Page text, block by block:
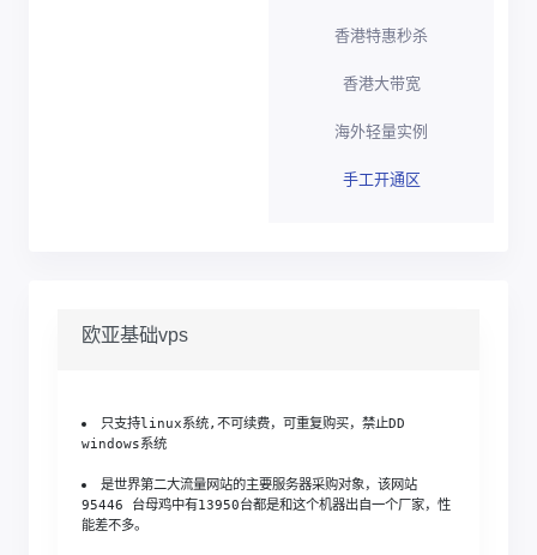
香港特惠秒杀
香港大带宽
海外轻量实例
手工开通区
欧亚基础vps
只支持linux系统,不可续费，可重复购买，禁止DD
windows系统
是世界第二大流量网站的主要服务器采购对象，该网站
95446 台母鸡中有13950台都是和这个机器出自一个厂家，性
能差不多。